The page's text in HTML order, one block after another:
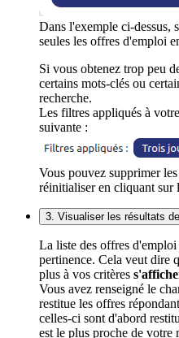
Dans l'exemple ci-dessus,
seules les offres d'emploi
Si vous obtenez trop peu
certains mots-clés ou
recherche.
Les filtres appliqués à
suivante :
Vous pouvez supprimer
réinitialiser en cliquant sur
3. Visualiser les résultats
La liste des offres d'emploi
pertinence. Cela veut dire
plus à vos critères
Vous avez renseigné le
restitue les offres
celles-ci sont d'abord
est le plus proche de votre